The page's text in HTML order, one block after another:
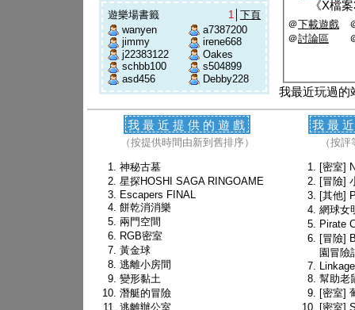
遊樂場書籤 1
下頁
wanyen
jimmy
j22383122
schbb100
asd456
a7387200
irene668
Oakes
s504899
Debby228
《X檔
＠下載遊戲
＠討論區
我最近玩過的
我最近提供的遊戲
（按提供時間由新到舊排序）
神秘古墓
星探HOSHI SAGA RINGOAME
Escapers FINAL
餅乾消消樂
兩門空間
RGB密室
黃金球
逃離小房間
變形黏土
潛艇的冒險
逃離辦公室
我最
（按
[密室]
[冒險]
[其他]
網球女
Pirate
[冒險]
園冒險
Linkage
幫助老
[密室]
[密室]